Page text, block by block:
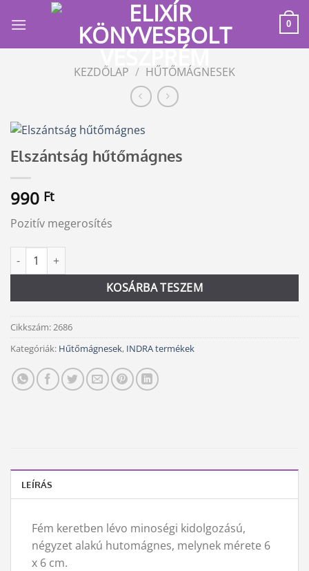
0
KEZDŐLAP / HŰTŐMÁGNESEK
Elszántság hűtőmágnes
990 Ft
Pozitív megerosítés
Elszántság hűtőmágnes mennyiség
KOSÁRBA TESZEM
Alternative:
Cikkszám:2686
Kategóriák: Hűtőmágnesek, INDRA termékek
LEÍRÁS
Fém keretben lévo minoségi kidolgozású,
négyzet alakú hutomágnes, melynek mérete 6
x 6 cm.